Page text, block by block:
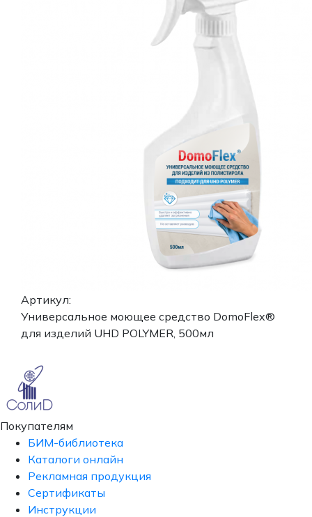
Артикул:
Универсальное моющее средство DomoFlex®
для изделий UHD POLYMER, 500мл
Покупателям
БИМ-библиотека
Каталоги онлайн
Рекламная продукция
Сертификаты
Инструкции